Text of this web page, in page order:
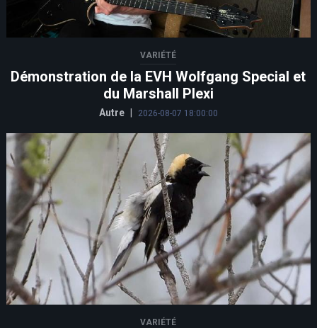
VARIÉTÉ
Démonstration de la EVH Wolfgang Special et
du Marshall Plexi
Autre 2026-08-07 18:00:00
VARIÉTÉ